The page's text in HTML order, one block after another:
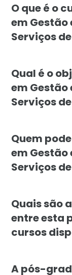
O que é o
em Gestão
Serviços
Qual é o
em Gestão
Serviços
Quem
em Gestão
Serviços
Quais são
entre esta
cursos
A pós-